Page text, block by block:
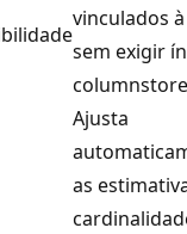
vinculados à
sem exigir
Ajusta
as